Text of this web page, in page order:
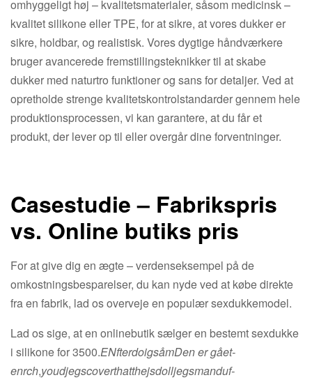
omhyggeligt høj – kvalitetsmaterialer, såsom medicinsk –
kvalitet silikone eller TPE, for at sikre, at vores dukker er
sikre, holdbar, og realistisk. Vores dygtige håndværkere
bruger avancerede fremstillingsteknikker til at skabe
dukker med naturtro funktioner og sans for detaljer. Ved at
opretholde strenge kvalitetskontrolstandarder gennem hele
produktionsprocessen, vi kan garantere, at du får et
produkt, der lever op til eller overgår dine forventninger.
Casestudie – Fabrikspris
vs. Online butiks pris
For at give dig en ægte – verdenseksempel på de
omkostningsbesparelser, du kan nyde ved at købe direkte
fra en fabrik, lad os overveje en populær sexdukkemodel.
Lad os sige, at en onlinebutik sælger en bestemt sexdukke
i silikone for 3500.ENfterdoigsåmDen er gået-
enrch,youdjegscoverthatthejsdolljegsmanduf-